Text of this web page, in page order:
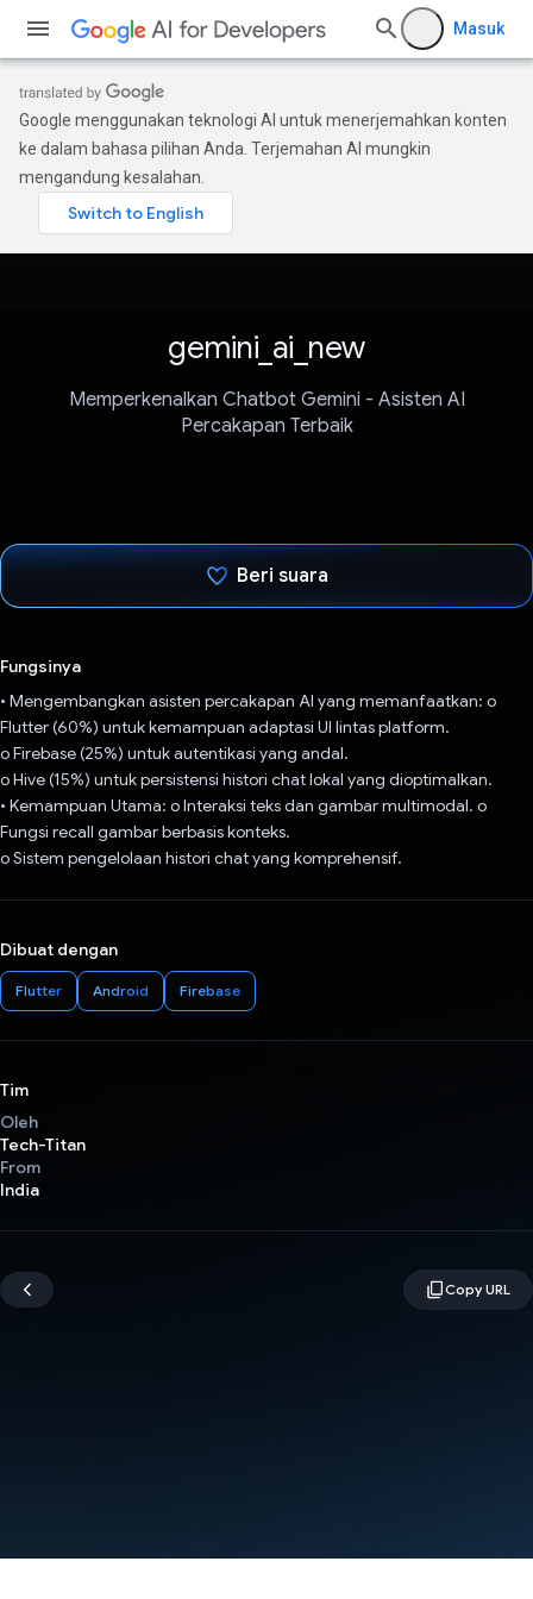
Masuk
Google menggunakan teknologi AI untuk menerjemahkan konten
ke dalam bahasa pilihan Anda. Terjemahan AI mungkin
mengandung kesalahan.
gemini_ai_new
Memperkenalkan Chatbot Gemini - Asisten AI
Percakapan Terbaik
Beri suara
Fungsinya
• Mengembangkan asisten percakapan AI yang memanfaatkan: o
Flutter (60%) untuk kemampuan adaptasi UI lintas platform.
o Firebase (25%) untuk autentikasi yang andal.
o Hive (15%) untuk persistensi histori chat lokal yang dioptimalkan.
• Kemampuan Utama: o Interaksi teks dan gambar multimodal. o
Fungsi recall gambar berbasis konteks.
o Sistem pengelolaan histori chat yang komprehensif.
Dibuat dengan
Flutter Android Firebase
Tim
Oleh
Tech-Titan
From
India